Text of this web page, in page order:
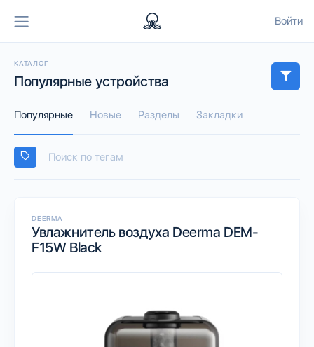
Войти
КАТАЛОГ
Популярные устройства
Популярные Новые Разделы Закладки
DEERMA
Увлажнитель воздуха Deerma DEM-
F15W Black